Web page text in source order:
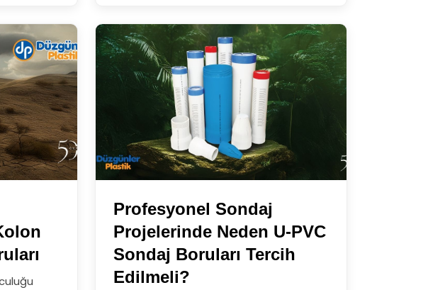
Profesyonel Sondaj
Projelerinde Neden U-PVC
Sondaj Boruları Tercih
Edilmeli?